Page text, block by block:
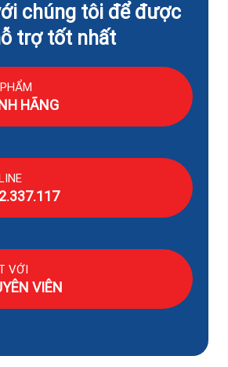
chúng tôi để được
trợ tốt nhất
HÃNG
VỚI
VIÊN